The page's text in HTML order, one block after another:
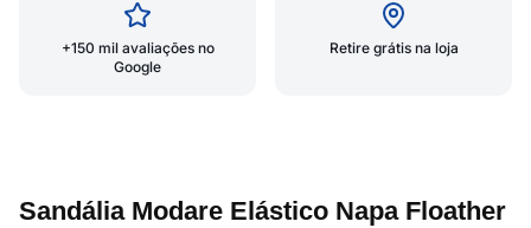
+150 mil avaliações no
Google
Retire grátis na loja
Sandália Modare Elástico Napa Floather